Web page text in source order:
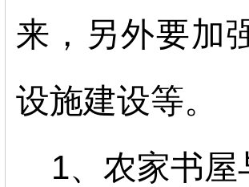
来，另外要加
设施建设等。
1、农家书